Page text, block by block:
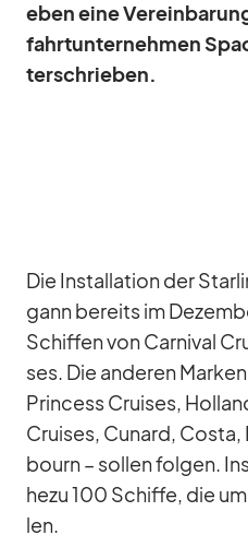
eben eine
fahrt­un­ter­neh­men
ter­schrie­ben.
Die In­stal­la­tion der
gann be­reits im
Schif­fen von Car­ni­val
ses. Die an­de­ren
Prin­cess Crui­ses,
Crui­ses, Cu­nard,
bourn – sol­len fol­gen.
hezu 100 Schiffe, die
len.